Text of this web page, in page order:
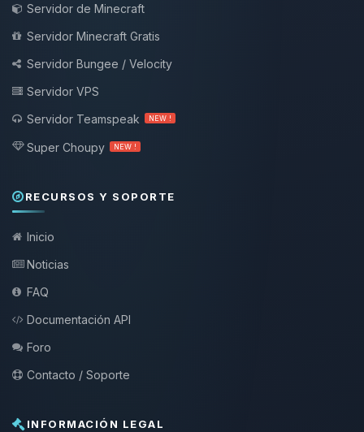
Servidor de Minecraft
Servidor Minecraft Gratis
Servidor Bungee / Velocity
Servidor VPS
Servidor Teamspeak
NEW !
Super Choupy NEW !
RECURSOS Y SOPORTE
Inicio
Noticias
FAQ
Documentación API
Foro
Contacto / Soporte
INFORMACIÓN LEGAL